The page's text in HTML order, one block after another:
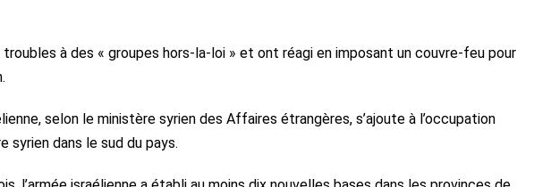
à des « groupes hors-la-loi » et ont réagi en imposant un couvre-feu pour
selon le ministère syrien des Affaires étrangères, s’ajoute à l’occupation
syrien dans le sud du pays.